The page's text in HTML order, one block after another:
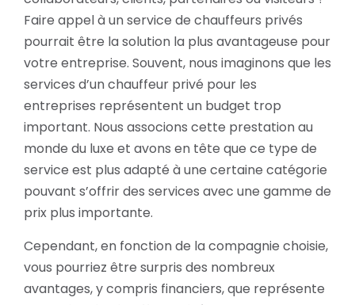
Faire appel à un service de chauffeurs privés
pourrait être la solution la plus avantageuse pour
votre entreprise. Souvent, nous imaginons que les
services d’un chauffeur privé pour les
entreprises représentent un budget trop
important. Nous associons cette prestation au
monde du luxe et avons en tête que ce type de
service est plus adapté à une certaine catégorie
pouvant s’offrir des services avec une gamme de
prix plus importante.
Cependant, en fonction de la compagnie choisie,
vous pourriez être surpris des nombreux
avantages, y compris financiers, que représente